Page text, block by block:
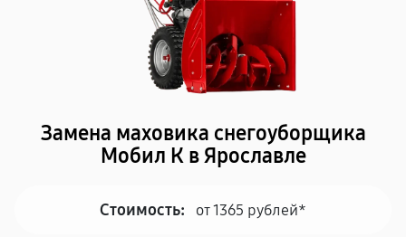
Замена маховика снегоуборщика
Мобил К в Ярославле
Стоимость: от 1365 рублей*